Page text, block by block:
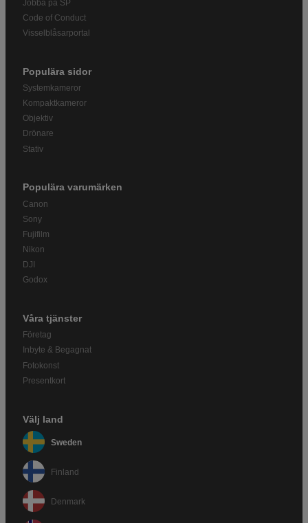
Jobba på SP
Code of Conduct
Visselblåsarportal
Populära sidor
Systemkameror
Kompaktkameror
Objektiv
Drönare
Stativ
Populära varumärken
Canon
Sony
Fujifilm
Nikon
DJI
Godox
Våra tjänster
Företag
Inbyte & Begagnat
Fotokonst
Presentkort
Välj land
Sweden
Finland
Denmark